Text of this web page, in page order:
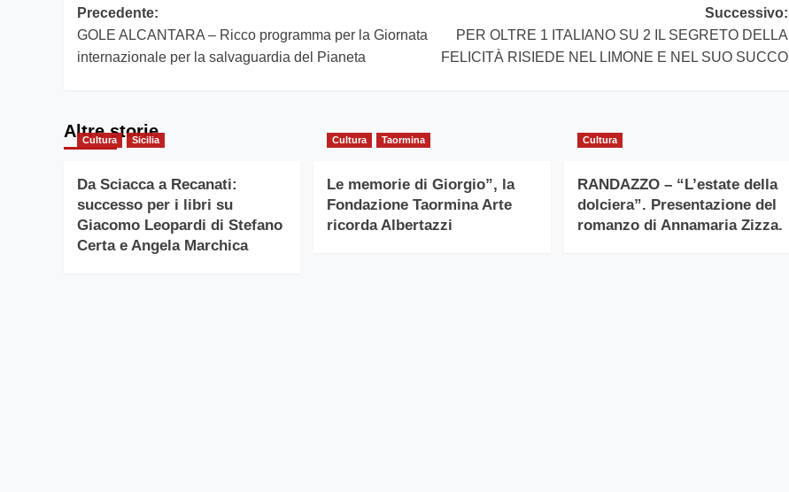
Navigazione
articolo
Precedente:
GOLE ALCANTARA – Ricco programma per la Giornata
internazionale per la salvaguardia del Pianeta
Successivo:
PER OLTRE 1 ITALIANO SU 2 IL SEGRETO DELLA
FELICITÀ RISIEDE NEL LIMONE E NEL SUO SUCCO
Altre storie
Cultura Sicilia
Da Sciacca a Recanati:
successo per i libri su
Giacomo Leopardi di Stefano
Certa e Angela Marchica
Cultura Taormina
Le memorie di Giorgio”, la
Fondazione Taormina Arte
ricorda Albertazzi
Cultura
RANDAZZO – “L’estate della
dolciera”. Presentazione del
romanzo di Annamaria Zizza.